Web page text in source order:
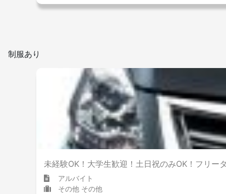
制服あり
未経験OK！大学生歓迎！土日祝のみOK！フリー
アルバイト
その他 その他